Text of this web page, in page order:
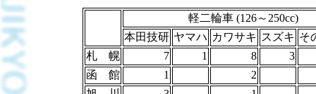
軽二輪車 (126～250cc)
本田技研 ヤマハ カワサキ スズキ そ
札 幌
7 1 8
3
函 館
1
2